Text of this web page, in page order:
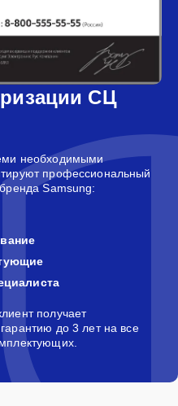
СЦ
необходимыми
профессиональный
Samsung:
получает
до 3 лет на все